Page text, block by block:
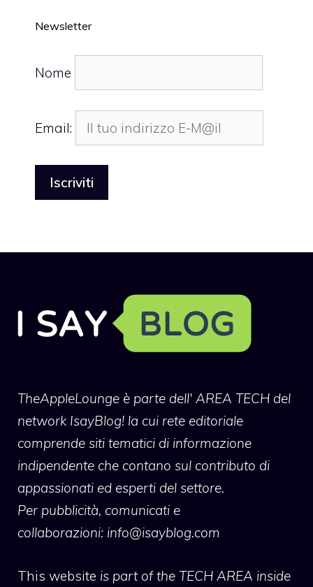
Newsletter
Nome
Email:
TheAppleLounge è parte dell' AREA TECH del
network IsayBlog! la cui rete editoriale
comprende siti tematici di informazione
indipendente che contano sul contributo di
appassionati ed esperti del settore.
Per pubblicità, comunicati e
collaborazioni: info@isayblog.com
This website is part of the TECH AREA inside